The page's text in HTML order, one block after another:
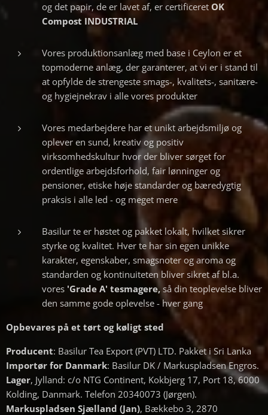
og det papir, de er lavet af, er certificeret OK
Compost INDUSTRIAL
Vores produktionsanlæg med base i Ceylon er et
topmoderne anlæg, der garanterer, at vi er i stand til
at opfylde de strengeste smags-, kvalitets-, sanitære-
og hygiejnekrav i alle vores produkter
Vores medarbejdere har et unikt arbejdsmiljø og
oplever en sund, kreativ og positiv
virksomhedskultur hvor der bliver sørget for
ordentlige arbejdsforhold, fair lønninger og
pensioner, etiske høje standarder og bæredygtig
praksis i alle led - og meget mere
Basilur te er høstet og pakket lokalt, hvilket sikrer
styrke og kvalitet. Hver te har sin egen unikke
karakter, egenskaber, smagsnoter og aroma og
standarden og kontinuiteten bliver sikret af bl.a.
vores 'Grade A' tesmagere, så din teoplevelse bliver
den samme gode oplevelse - hver gang
Opbevares på et tørt og køligt sted
Producent: Basilur Tea Export (PVT) LTD. Pakket i Sri Lanka
Importør for Danmark: Basilur DK / Markuspladsen Engros.
Lager, Jylland: c/o NTG Continent, Kokbjerg 17, Port 18, 6000
Kolding, Danmark. Telefon 20340073 (Jørgen).
Markuspladsen Sjælland (Jan), Bækkebo 3, 2870